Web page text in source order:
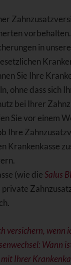
in
Sie Ihre
ohne dass sich
bei Ihrer
Sie vor einem
Ihre
Krankenkasse
(wie dieSalus
private
versichern, wenn
Wann
Ihrer